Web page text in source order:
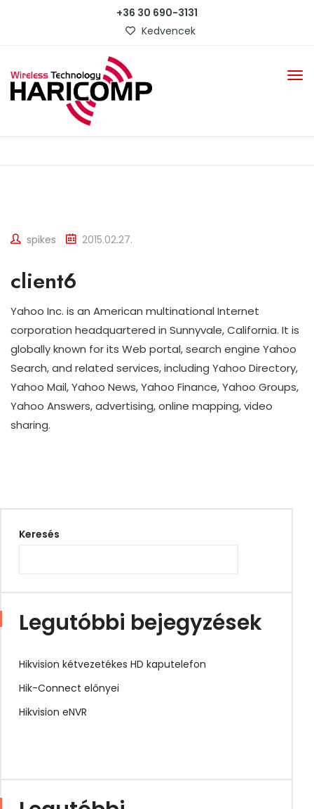
+36 30 690-3131
Kedvencek
spikes 2015.02.27.
client6
Yahoo Inc. is an American multinational Internet
corporation headquartered in Sunnyvale, California. It is
globally known for its Web portal, search engine Yahoo
Search, and related services, including Yahoo Directory,
Yahoo Mail, Yahoo News, Yahoo Finance, Yahoo Groups,
Yahoo Answers, advertising, online mapping, video
sharing.
Keresés
Legutóbbi bejegyzések
Hikvision kétvezetékes HD kaputelefon
Hik-Connect előnyei
Hikvision eNVR